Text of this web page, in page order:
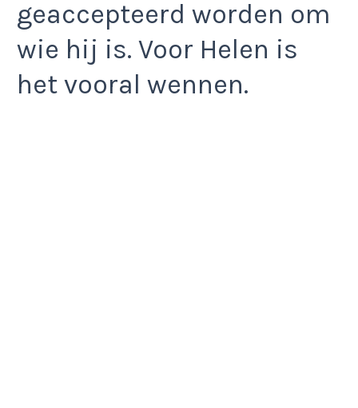
geaccepteerd worden om
wie hij is. Voor Helen is
het vooral wennen.